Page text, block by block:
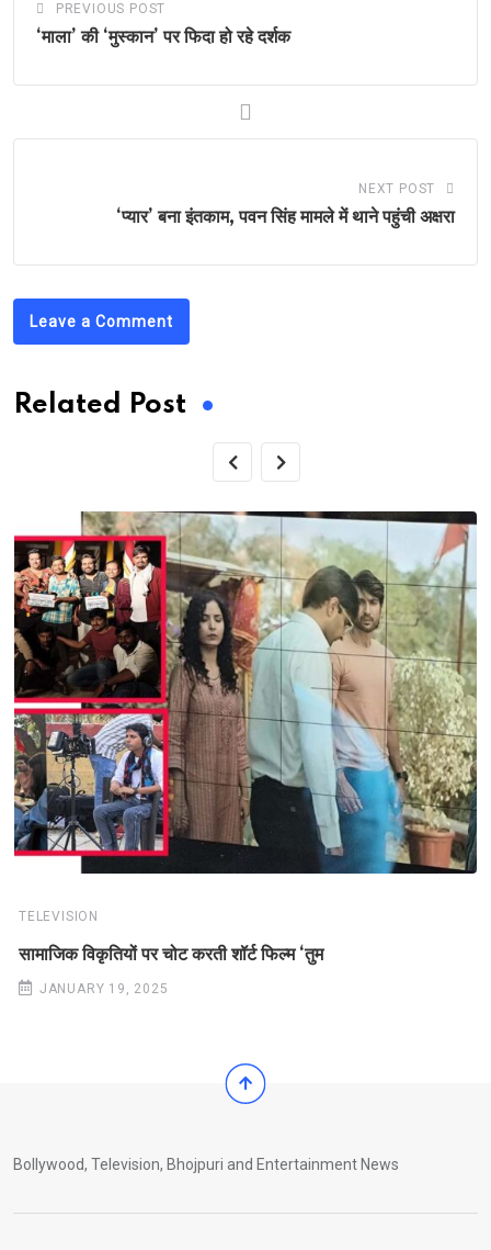
PREVIOUS POST
‘माला’ की ‘मुस्कान’ पर फिदा हो रहे दर्शक
NEXT POST
‘प्यार’ बना इंतकाम, पवन सिंह मामले में थाने पहुंची अक्षरा
Leave a Comment
Related Post
TELEVISION
सामाजिक विकृतियों पर चोट करती शॉर्ट फिल्म ‘तुम
JANUARY 19, 2025
Bollywood, Television, Bhojpuri and Entertainment News